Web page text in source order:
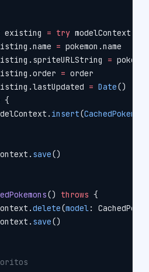
existing = try modelContext.
= pokemon.name
=
= order
= Date()
{
insert(CachedPokemon
save()
() throws {
delete(model:
save()